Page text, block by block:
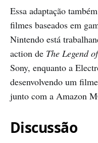
Essa adaptação
filmes baseados em
Nintendo está
action de The Legend
Sony, enquanto a
desenvolvendo um
junto com a Amazon